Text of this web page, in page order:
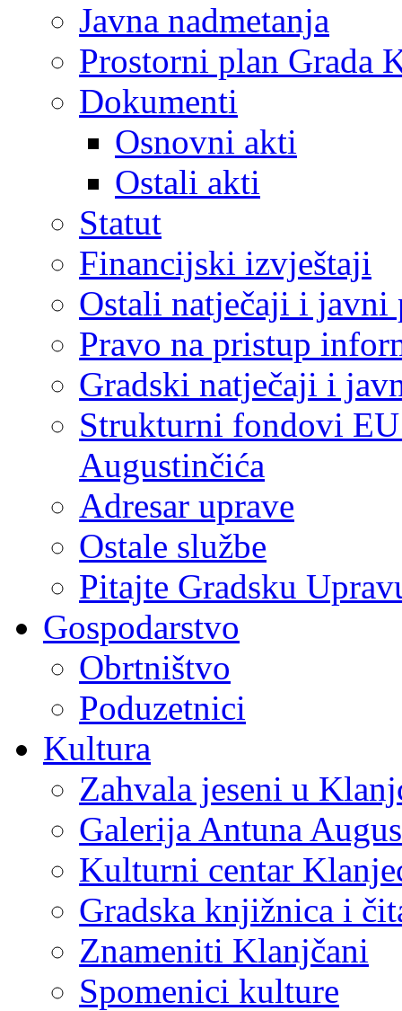
Javna nadmetanja
Prostorni plan Grada
Dokumenti
Osnovni akti
Ostali akti
Statut
Financijski izvještaji
Ostali natječaji i javni
Pravo na pristup
Gradski natječaji i
Strukturni fondovi
Augustinčića
Adresar uprave
Ostale službe
Pitajte Gradsku
Gospodarstvo
Obrtništvo
Poduzetnici
Kultura
Zahvala jeseni u
Galerija Antuna
Kulturni centar
Gradska knjižnica i
Znameniti Klanjčani
Spomenici kulture